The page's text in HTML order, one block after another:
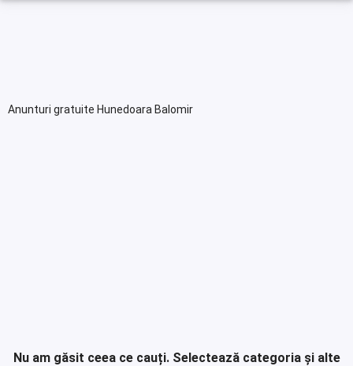
Anunturi gratuite Hunedoara Balomir
Nu am găsit ceea ce cauți. Selectează categoria și alte